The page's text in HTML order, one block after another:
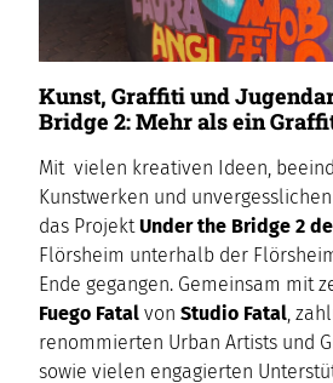
Kunst, Graffiti und
Bridge 2: Mehr als ein
Mit vielen kreativen Ideen,
Kunstwerken und
das ProjektUnder the Bridge 2
Flörsheim unterhalb der
Ende gegangen. Gemeinsam mit
Fuego Fatal von Studio Fatal,
renommierten Urban Artists und
sowie vielen engagierten